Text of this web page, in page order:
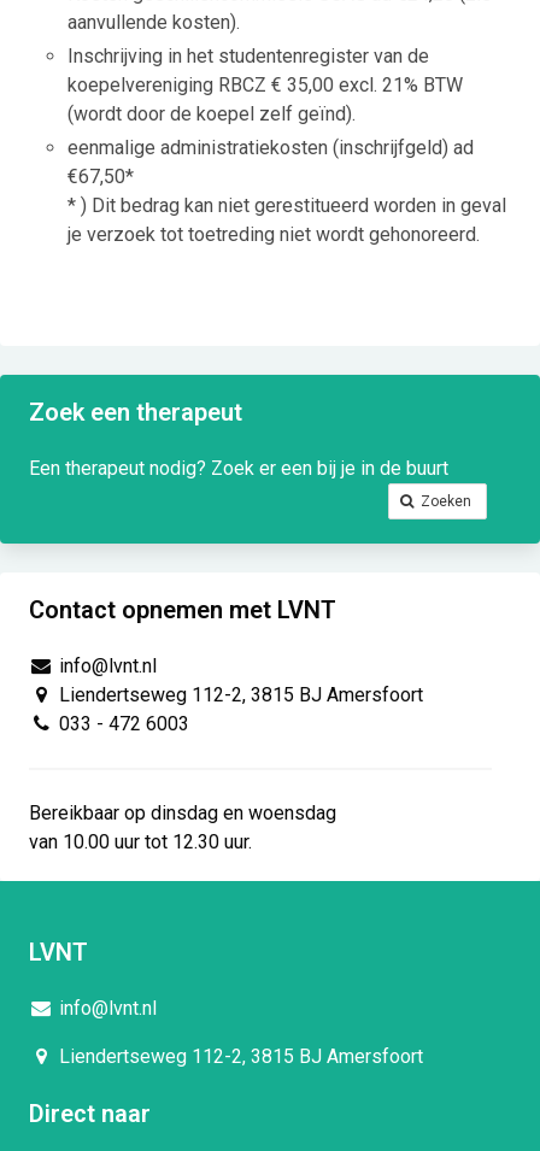
aanvullende kosten).
Inschrijving in het studentenregister van de
koepelvereniging RBCZ € 35,00 excl. 21% BTW
(wordt door de koepel zelf geïnd).
eenmalige administratiekosten (inschrijfgeld) ad
€67,50*
* ) Dit bedrag kan niet gerestitueerd worden in geval
je verzoek tot toetreding niet wordt gehonoreerd.
Zoek een therapeut
Een therapeut nodig? Zoek er een bij je in de buurt
Zoeken
Contact opnemen met LVNT
info@lvnt.nl
Liendertseweg 112-2, 3815 BJ Amersfoort
033 - 472 6003
Bereikbaar op dinsdag en woensdag
van 10.00 uur tot 12.30 uur.
LVNT
info@lvnt.nl
Liendertseweg 112-2, 3815 BJ Amersfoort
Direct naar